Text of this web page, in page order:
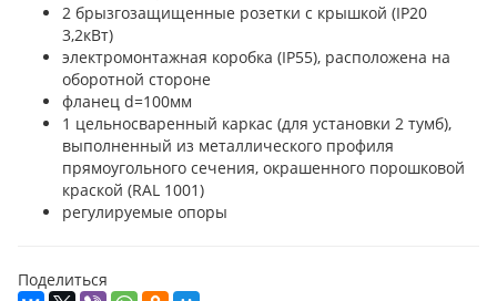
2 брызгозащищенные розетки с крышкой (IP20
3,2кВт)
электромонтажная коробка (IP55), расположена на
оборотной стороне
фланец d=100мм
1 цельносваренный каркас (для установки 2 тумб),
выполненный из металлического профиля
прямоугольного сечения, окрашенного порошковой
краской (RAL 1001)
регулируемые опоры
Поделиться